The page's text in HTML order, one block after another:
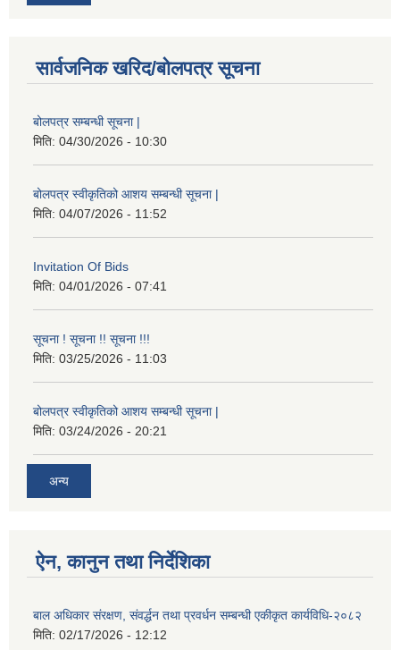
सार्वजनिक खरिद/बोलपत्र सूचना
बोलपत्र सम्बन्धी सूचना |
मिति: 04/30/2026 - 10:30
बोलपत्र स्वीकृतिको आशय सम्बन्धी सूचना |
मिति: 04/07/2026 - 11:52
Invitation Of Bids
मिति: 04/01/2026 - 07:41
सूचना ! सूचना !! सूचना !!!
मिति: 03/25/2026 - 11:03
बोलपत्र स्वीकृतिको आशय सम्बन्धी सूचना |
मिति: 03/24/2026 - 20:21
अन्य
ऐन, कानुन तथा निर्देशिका
बाल अधिकार संरक्षण, संवर्द्धन तथा प्रवर्धन सम्बन्धी एकीकृत कार्यविधि-२०८२
मिति: 02/17/2026 - 12:12